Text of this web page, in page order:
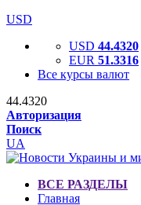
USD
USD 44.4320
EUR 51.3316
Все курсы валют
44.4320
Авторизация
Поиск
UA
ВСЕ РАЗДЕЛЫ
Главная